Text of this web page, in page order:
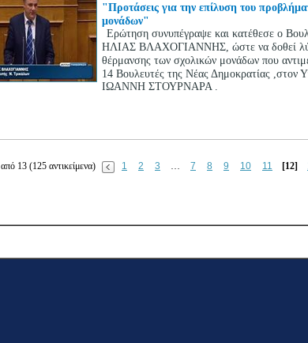
"Προτάσεις για την επίλυση του
μονάδων"
Ερώτηση συνυπέγραψε και κατέθεσε ο
ΗΛΙΑΣ ΒΛΑΧΟΓΙΑΝΝΗΣ, ώστε να δοθεί
θέρμανσης των σχολικών μονάδων που
14 Βουλευτές της Νέας Δημοκρατίας ,στον
ΙΩΑΝΝΗ ΣΤΟΥΡΝΑΡΑ .
13 (125 αντικείμενα) 1 2 3 … 7 8 9 10 11 [12]